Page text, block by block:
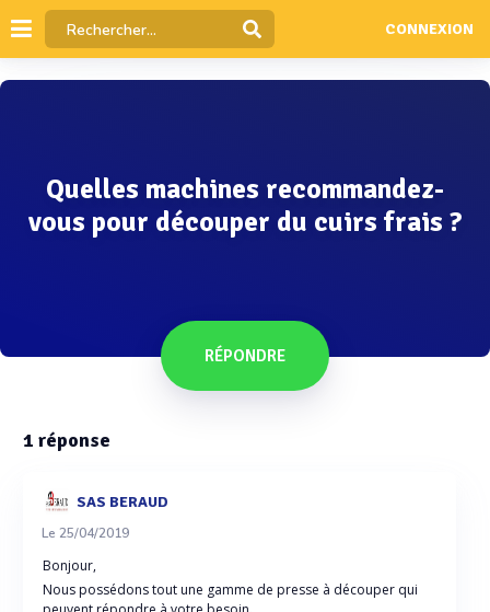
CONNEXION
Quelles machines recommandez-
vous pour découper du cuirs frais ?
RÉPONDRE
1 réponse
SAS BERAUD
Le 25/04/2019
Bonjour,
Nous possédons tout une gamme de presse à découper qui